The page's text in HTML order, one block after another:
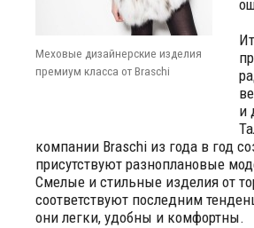
Меховые дизайнерские изделия
премиум класса от Braschi
и
компании Braschi из года в год
присутствуют разноплановые
Смелые и стильные изделия от
соответствуют последним
они легки, удобны и комфортны.